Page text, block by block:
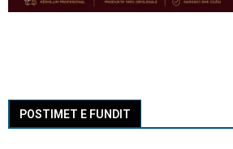
POSTIMET E FUNDIT